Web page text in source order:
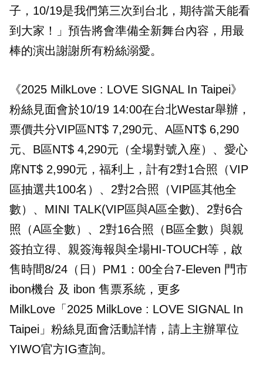
子，10/19是我們第三次到台北，期待當天能看
到大家！」預告將會準備全新舞台內容，用最
棒的演出謝謝所有粉絲溺愛。
《2025 MilkLove : LOVE SIGNAL In Taipei》
粉絲見面會於10/19 14:00在台北Westar舉辦，
票價共分VIP區NT$ 7,290元、A區NT$ 6,290
元、B區NT$ 4,290元（全場對號入座）、愛心
席NT$ 2,990元，福利上，計有2對1合照（VIP
區抽選共100名）、2對2合照（VIP區其他全
數）、MINI TALK(VIP區與A區全數)、2對6合
照（A區全數）、2對16合照（B區全數）與親
簽拍立得、親簽海報與全場HI-TOUCH等，啟
售時間8/24（日）PM1：00全台7-Eleven 門市
ibon機台 及 ibon 售票系統，更多
MilkLove「2025 MilkLove : LOVE SIGNAL In
Taipei」粉絲見面會活動詳情，請上主辦單位
YIWO官方IG查詢。